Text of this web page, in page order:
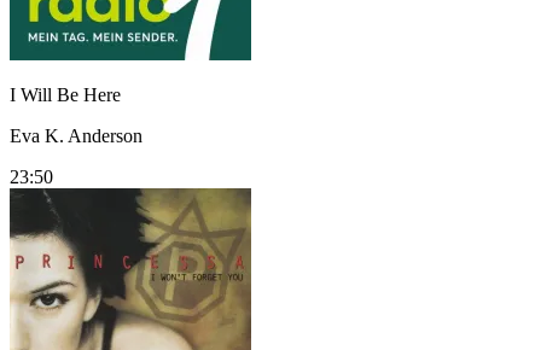
I Will Be Here
Eva K. Anderson
23:50